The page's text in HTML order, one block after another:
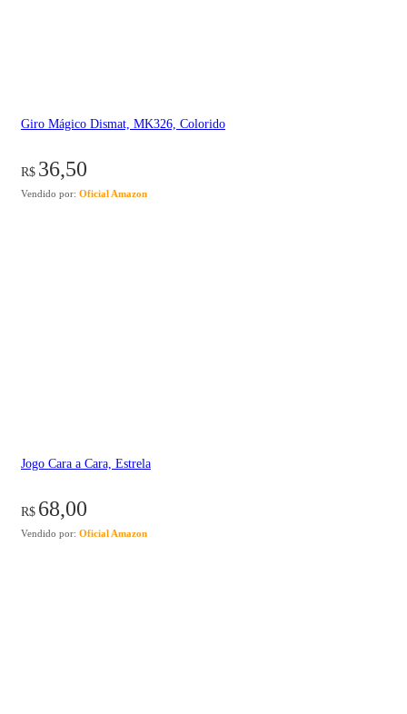
Giro Mágico Dismat, MK326, Colorido
R$ 36,50
Vendido por: Oficial Amazon
Jogo Cara a Cara, Estrela
R$ 68,00
Vendido por: Oficial Amazon